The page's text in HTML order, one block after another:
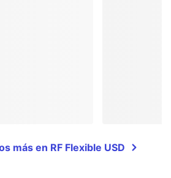
más en RF Flexible USD